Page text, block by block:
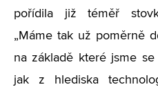
pořídila již téměř
„Máme tak už poměrně
na základě které jsme
jak z hlediska